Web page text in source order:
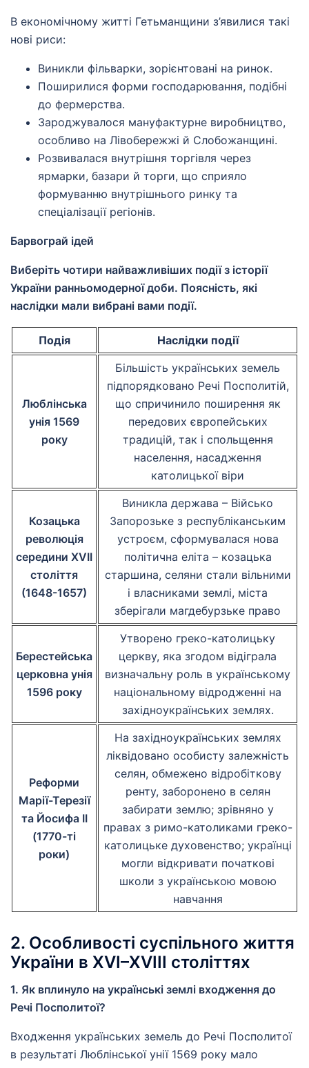
В економічному житті Гетьманщини з’явилися такі
нові риси:
Виникли фільварки, зорієнтовані на ринок.
Поширилися форми господарювання, подібні
до фермерства.
Зароджувалося мануфактурне виробництво,
особливо на Лівобережжі й Слобожанщині.
Розвивалася внутрішня торгівля через
ярмарки, базари й торги, що сприяло
формуванню внутрішнього ринку та
спеціалізації регіонів.
Барвограй ідей
Виберіть чотири найважливіших події з історії
України ранньомодерної доби. Поясність, які
наслідки мали вибрані вами події.
Подія Наслідки події
Люблінська
унія 1569
року
Більшість українських земель
підпорядковано Речі Посполитій,
що спричинило поширення як
передових європейських
традицій, так і спольщення
населення, насадження
католицької віри
Козацька
революція
середини XVII
століття
(1648-1657)
Виникла держава – Військо
Запорозьке з республіканським
устроєм, сформувалася нова
політична еліта – козацька
старшина, селяни стали вільними
і власниками землі, міста
зберігали магдебурзьке право
Берестейська
церковна унія
1596 року
Утворено греко-католицьку
церкву, яка згодом відіграла
визначальну роль в українському
національному відродженні на
західноукраїнських землях.
Реформи
Марії-Терезії
та Йосифа ІІ
(1770-ті
роки)
На західноукраїнських землях
ліквідовано особисту залежність
селян, обмежено відробіткову
ренту, заборонено в селян
забирати землю; зрівняно у
правах з римо-католиками греко-
католицьке духовенство; українці
могли відкривати початкові
школи з українською мовою
навчання
2. Особливості суспільного життя
України в XVI–XVIII століттях
1. Як вплинуло на українські землі входження до
Речі Посполитої?
Входження українських земель до Речі Посполитої
в результаті Люблінської унії 1569 року мало